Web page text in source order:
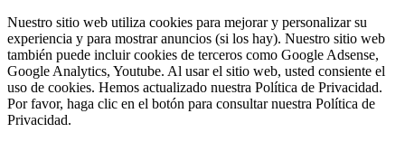
Nuestro sitio web utiliza cookies para mejorar y personalizar su
experiencia y para mostrar anuncios (si los hay). Nuestro sitio web
también puede incluir cookies de terceros como Google Adsense,
Google Analytics, Youtube. Al usar el sitio web, usted consiente el
uso de cookies. Hemos actualizado nuestra Política de Privacidad.
Por favor, haga clic en el botón para consultar nuestra Política de
Privacidad.